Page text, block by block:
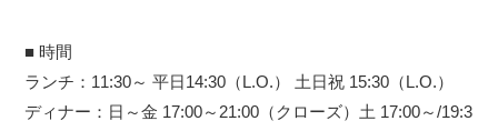
■ 時間
ランチ：11:30～ 平日14:30（L.O.） 土日祝 15:30（L.O.）
ディナー：日～金 17:00～21:00（クローズ）土 17:00～/19:3